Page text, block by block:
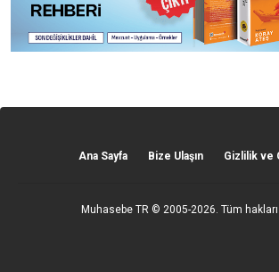
Ana Sayfa Bize Ulaşın Gizlilik ve
Muhasebe TR © 2005-2026. Tüm hakları